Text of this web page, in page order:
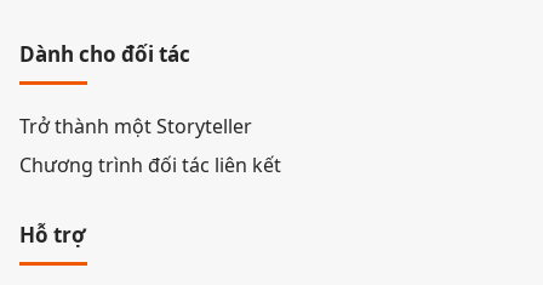
Dành cho đối tác
Trở thành một Storyteller
Chương trình đối tác liên kết
Hỗ trợ